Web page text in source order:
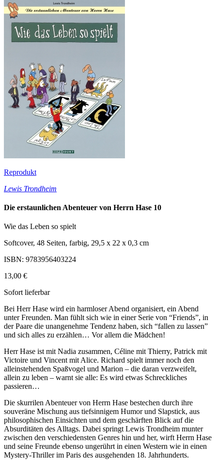
Reprodukt
Lewis Trondheim
Die erstaunlichen Abenteuer von Herrn Hase 10
Wie das Leben so spielt
Softcover, 48 Seiten, farbig, 29,5 x 22 x 0,3 cm
ISBN: 9783956403224
13,00 €
Sofort lieferbar
Bei Herr Hase wird ein harmloser Abend organisiert, ein Abend
unter Freunden. Man fühlt sich wie in einer Serie von “Friends”, in
der Paare die unangenehme Tendenz haben, sich “fallen zu lassen”
und sich alles zu erzählen… Vor allem die Mädchen!
Herr Hase ist mit Nadia zusammen, Céline mit Thierry, Patrick mit
Victoire und Vincent mit Alice. Richard spielt immer noch den
alleinstehenden Spaßvogel und Marion – die daran verzweifelt,
allein zu leben – warnt sie alle: Es wird etwas Schreckliches
passieren…
Die skurrilen Abenteuer von Herrn Hase bestechen durch ihre
souveräne Mischung aus tiefsinnigem Humor und Slapstick, aus
philosophischen Einsichten und dem geschärften Blick auf die
Absurditäten des Alltags. Dabei springt Lewis Trondheim munter
zwischen den verschiedensten Genres hin und her, wirft Herrn Hase
und seine Freunde ebenso ungerührt in einen Western wie in einen
Mystery-Thriller im Paris des ausgehenden 18. Jahrhunderts.